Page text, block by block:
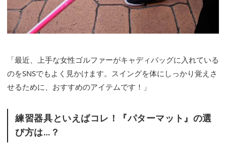
「最近、上手な女性ゴルファーがキャディバッグに入れている
のをSNSでもよく見かけます。スイングを体にしっかり覚えさ
せるために、おすすめのアイテムです！」
練習器具といえばコレ！『パターマット』の選
び方は…？